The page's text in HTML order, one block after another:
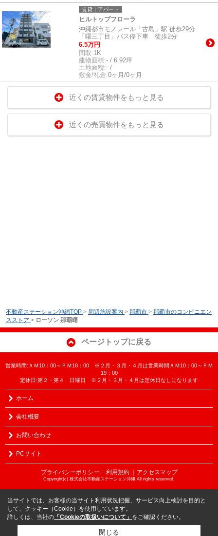
賃貸｜アパート
ヒルトップフローラ
沖縄都市モノレール「古島」駅 徒歩29分
「曙三丁目」バス停下車 徒歩2分
6.5万円
間取:1K
建物面積:- / 6.92坪
土地面積:- / -
敷金/礼金:0ヶ月/0ヶ月
近くの賃貸物件をもっと見る
近くの売買物件をもっと見る
不動産ステーション沖縄TOP > 周辺施設案内 > 那覇市 > 那覇市のコンビニエン
スストア > ローソン 那覇曙
ページトップに戻る
営業時間:ＡＭ10：00～ＰＭ18：00 ※２月・３月・４月は営業時間ＡＭ10：00～ＰＭ
19：00
定休日:第２・第４ 日曜日 ※２月・３月・４月は定休日なしになります
ホーム
会社概要
お問い合わせ
PCサイト
プライバシーポリシー ｜ 利用規約 ｜アクセスマップ
Copyright(c) 株式会社不動産ステーション沖縄 All rights reserved.
当サイトでは、お客様の当サイト利用状況把握、サービス向上検討を目的と
して、クッキー（Cookie）を使用しています。
詳しくは、当社の 「Cookieの取扱いについて」 をご確認ください。
閉じる